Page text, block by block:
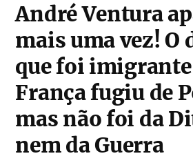
André Ventura
mais uma vez! O
que foi
França fugiu de
mas não foi da
nem da Guerra